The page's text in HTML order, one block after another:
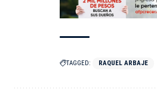
TAGGED: RAQUEL ARBAJE